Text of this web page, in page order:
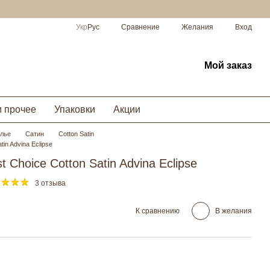
Укр Рус Сравнение Желания Вход
Мой заказ
прочее Упаковки Акции
Сатин
Cotton Satin
Advina Eclipse
Choice Cotton Satin Advina Eclipse
3 отзыва
К сравнению В желания